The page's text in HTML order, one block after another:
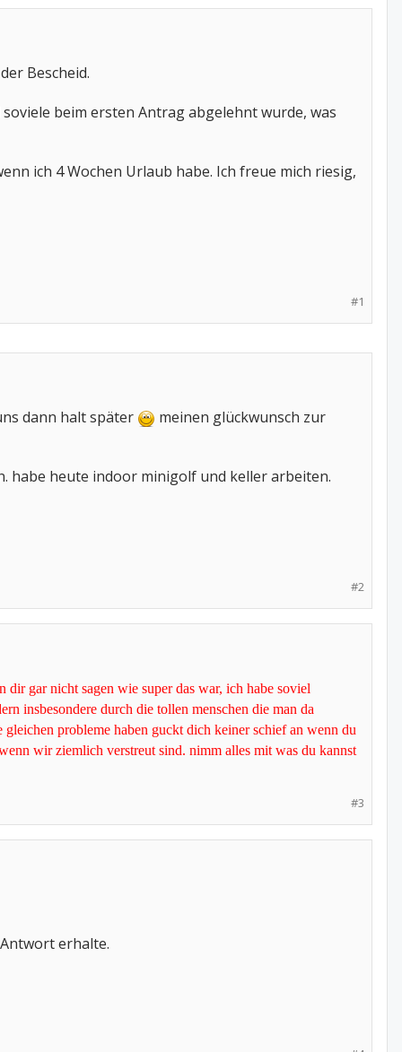
Bescheid.
beim ersten Antrag abgelehnt wurde, was
ich 4 Wochen Urlaub habe. Ich freue mich riesig,
#1
dann halt später
meinen glückwunsch zur
habe heute indoor minigolf und keller arbeiten.
#2
gar nicht sagen wie super das war, ich habe soviel
insbesondere durch die tollen menschen die man da
probleme haben guckt dich keiner schief an wenn du
wir ziemlich verstreut sind. nimm alles mit was du kannst
#3
erhalte.